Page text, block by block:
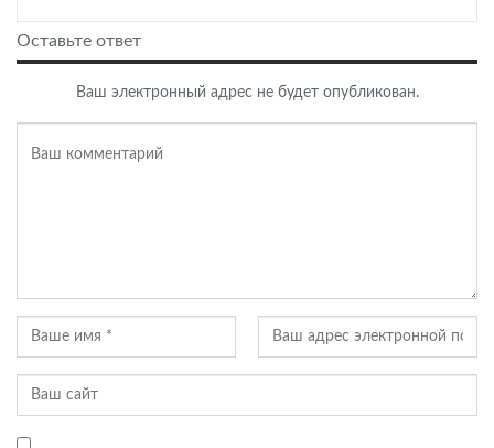
Оставьте ответ
Ваш электронный адрес не будет опубликован.